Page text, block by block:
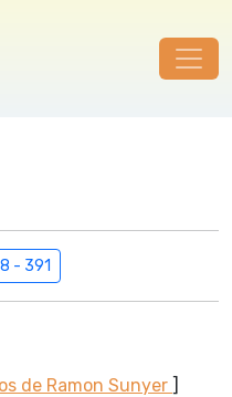
- 391
de Ramon Sunyer ]